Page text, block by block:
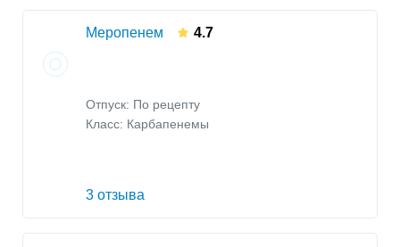
Меропенем 4.7
Отпуск: По рецепту
Класс: Карбапенемы
3 отзыва